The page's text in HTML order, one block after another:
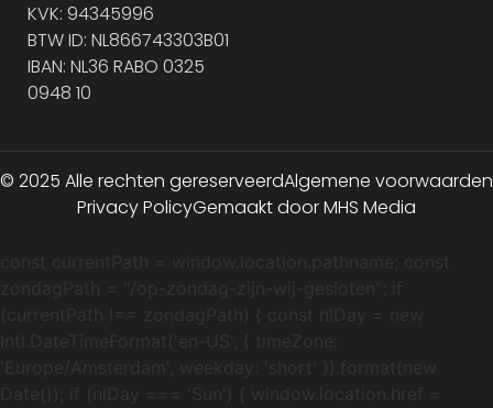
KVK: 94345996
BTW ID: NL866743303B01
IBAN: NL36 RABO 0325
0948 10
© 2025 Alle rechten gereserveerdAlgemene voorwaarden
Privacy PolicyGemaakt door MHS Media